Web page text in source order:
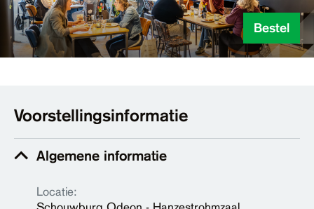
Bestel
Voorstellingsinformatie
Algemene informatie
Locatie: